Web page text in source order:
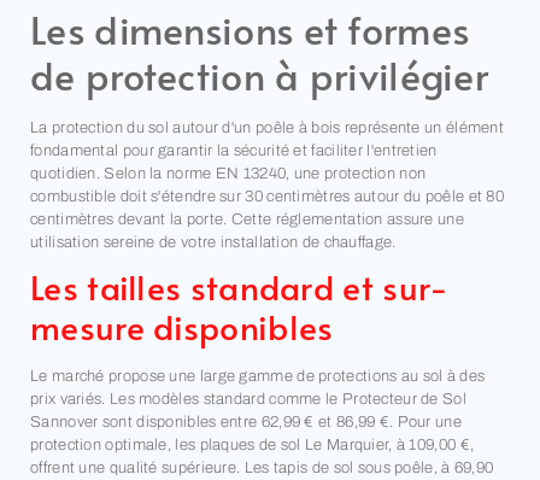
Les dimensions et formes
de protection à privilégier
La protection du sol autour d'un poêle à bois représente un élément
fondamental pour garantir la sécurité et faciliter l'entretien
quotidien. Selon la norme EN 13240, une protection non
combustible doit s'étendre sur 30 centimètres autour du poêle et 80
centimètres devant la porte. Cette réglementation assure une
utilisation sereine de votre installation de chauffage.
Les tailles standard et sur-
mesure disponibles
Le marché propose une large gamme de protections au sol à des
prix variés. Les modèles standard comme le Protecteur de Sol
Sannover sont disponibles entre 62,99 € et 86,99 €. Pour une
protection optimale, les plaques de sol Le Marquier, à 109,00 €,
offrent une qualité supérieure. Les tapis de sol sous poêle, à 69,90